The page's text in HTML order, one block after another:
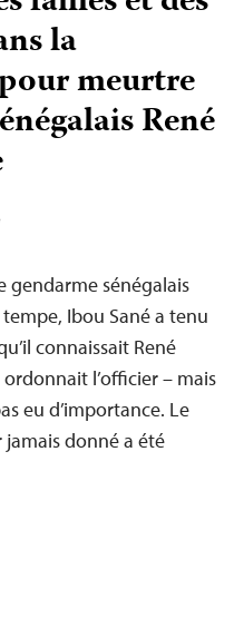
la
meurtre
René
gendarme sénégalais
Ibou Sané a tenu
connaissait René
l’officier – mais
eu d’importance. Le
jamais donné a été